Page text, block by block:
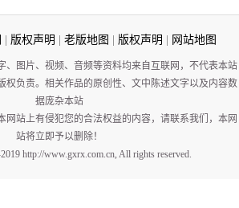
版权声明 老版地图 版权声明 网站地图
、图片、视频、音频等资料均来自互联网，不代表本站
权负责。相关作品的原创性、文中陈述文字以及内容数
据庞杂本站
网站上有侵犯您的合法权益的内容，请联系我们，本网
站将立即予以删除！
http://www.gxrx.com.cn, All rights reserved.